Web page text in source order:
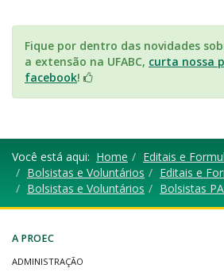
Fique por dentro das novidades
a extensão na UFABC, curta nossa
facebook!
Você está aqui: Home
Editais e
Bolsistas e Voluntários
Editais e
Bolsistas e Voluntários
Bolsistas
A PROEC
ADMINISTRAÇÃO